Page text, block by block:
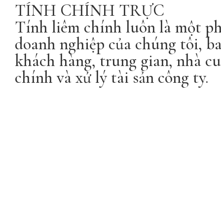
TÍNH CHÍNH TRỰC
Tính liêm chính luôn là một
doanh nghiệp của chúng tôi,
khách hàng, trung gian, nhà
chính và xử lý tài sản công ty.